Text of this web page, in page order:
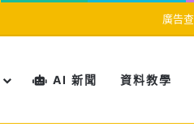
廣告
AI 新聞 資料教學